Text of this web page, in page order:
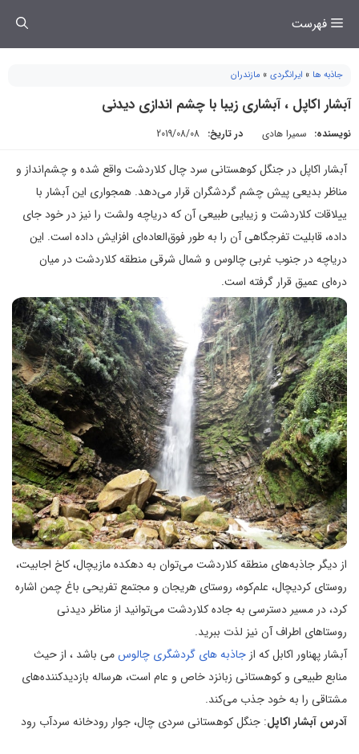
فهرست
جاذبه ها » ایرانگردی » مازندران
آبشار اکاپل ، آبشاری زیبا با چشم اندازی دیدنی
نویسنده: سمیرا هادی در تاریخ: 2019/08/08
آبشار اکاپل در جنگل کوهستانی سرد چال کلاردشت واقع شده و چشم‌انداز و
مناظر بدیعی پیش چشم گردشگران قرار می‌دهد. همجواری این آبشار با
ییلاقات کلاردشت و زیبایی طبیعی آن که دریاچه ولشت را نیز در خود جای
داده، قابلیت تفرجگاهی آن را به طور فوق‌العاده‌ای افزایش داده است. این
دریاچه در جنوب غربی چالوس و شمال شرقی منطقه کلاردشت در میان
دره‌ای عمیق قرار گرفته است.
از دیگر جاذبه‌های منطقه کلاردشت می‌توان به دهکده مازیچال، کاخ اجابیت،
روستای کردیچال، علم‌کوه، روستای هریجان و مجتمع تفریحی باغ چمن اشاره
کرد، در مسیر دسترسی به جاده کلاردشت می‌توانید از مناظر دیدنی
روستاهای اطراف آن نیز لذت ببرید.
آبشار پهناور اکابل که از جاذبه های گردشگری چالوسمی باشد ، از حیث
منابع طبیعی و کوهستانی زبانزد خاص و عام است، هرساله بازدید‌کننده‌های
مشتاقی را به خود جذب می‌کند.
آدرس آبشار اکاپل: جنگل کوهستانی سردی چال، جوار رودخانه سردآب رود